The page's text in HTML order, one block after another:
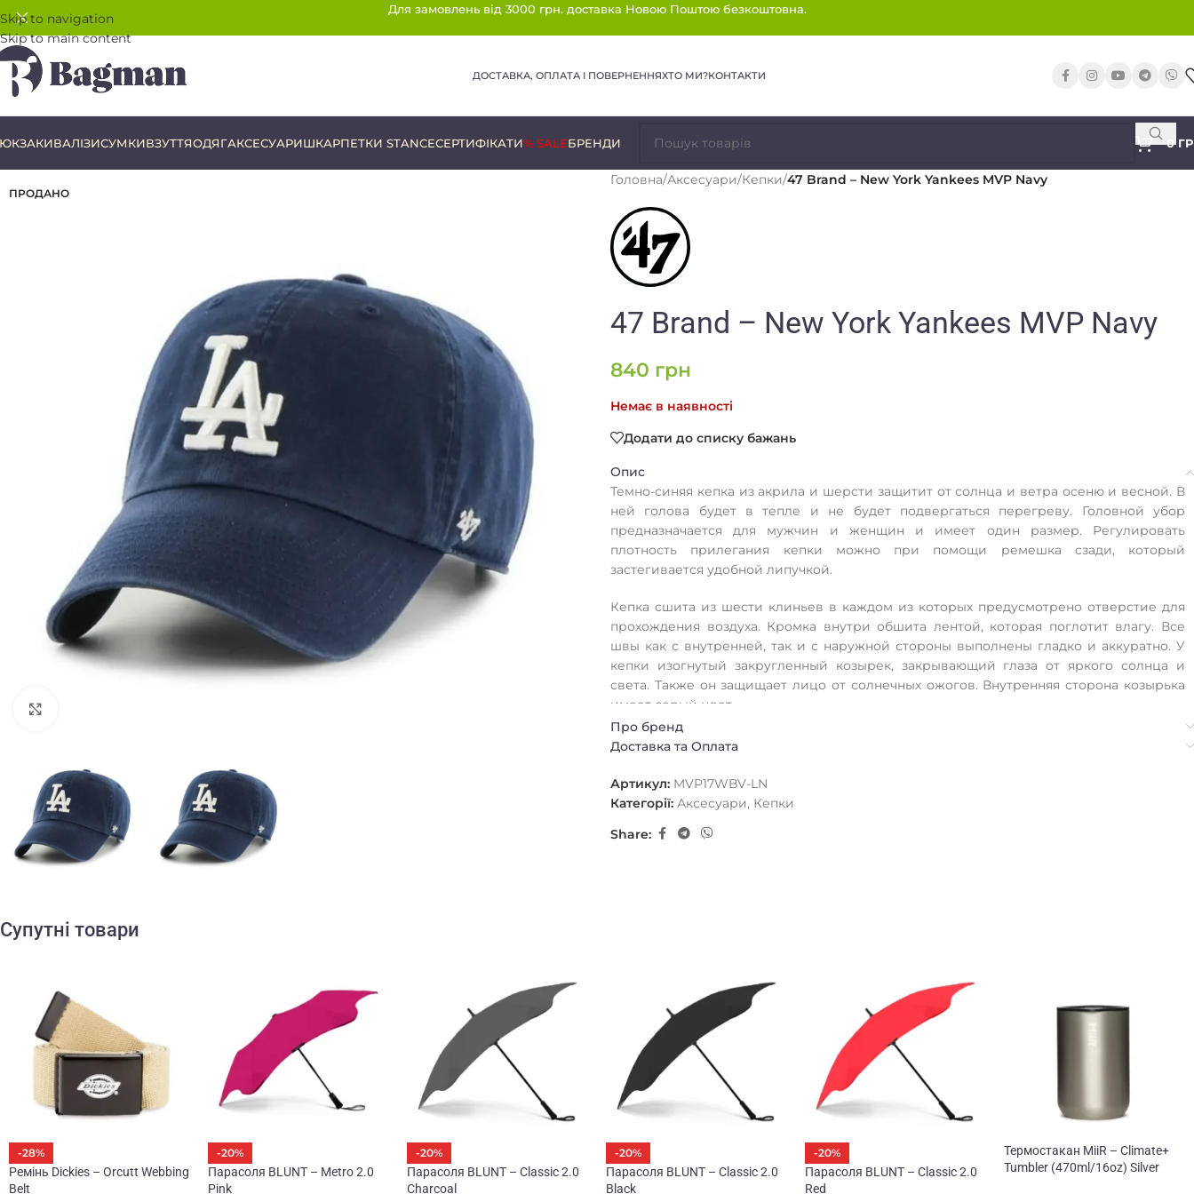
Skip to navigation
Skip to main content
Для замовлень від 3000 грн. доставка Новою Поштою безкоштовна.
ДОСТАВКА, ОПЛАТА І ПОВЕРНЕННЯХТО МИ?КОНТАКТИ
ВАЛІЗИСУМКИВЗУТТЯОДЯГАКСЕСУАРИШКАРПЕТКИ STANCEСЕРТИФІКАТИ% SALEБРЕНДИ 0
ПРОДАНО
Головна/Аксесуари/Кепки/47 Brand – New York Yankees MVP Navy
47 Brand – New York Yankees MVP Navy
840 грн
Немає в наявності
Додати до списку бажань
Опис
Темно-синяя кепка из акрила и шерсти защитит от солнца и ветра осеню и весной. В
ней голова будет в тепле и не будет подвергаться перегреву. Головной убор
предназначается для мужчин и женщин и имеет один размер. Регулировать
плотность прилегания кепки можно при помощи ремешка сзади, который
застегивается удобной липучкой.
Кепка сшита из шести клиньев в каждом из которых предусмотрено отверстие для
прохождения воздуха. Кромка внутри обшита лентой, которая поглотит влагу. Все
швы как с внутренней, так и с наружной стороны выполнены гладко и аккуратно. У
кепки изогнутый закругленный козырек, закрывающий глаза от яркого солнца и
света. Также он защищает лицо от солнечных ожогов. Внутренняя сторона козырька
имеет серый цвет.
Головной убор традиционно украшен логотипами бренда и спортивной команды при
Про бренд
Доставка та Оплата
Артикул: MVP17WBV-LN
Категорії: Аксесуари, Кепки
Share:
Супутні товари
-28%
Ремінь Dickies – Orcutt Webbing
Belt
-20%
Парасоля BLUNT – Metro 2.0
Pink
-20%
Парасоля BLUNT – Classic 2.0
Charcoal
-20%
Парасоля BLUNT – Classic 2.0
Black
-20%
Парасоля BLUNT – Classic 2.0
Red
Термостакан MiiR – Climate+
Tumbler (470ml/16oz) Silver